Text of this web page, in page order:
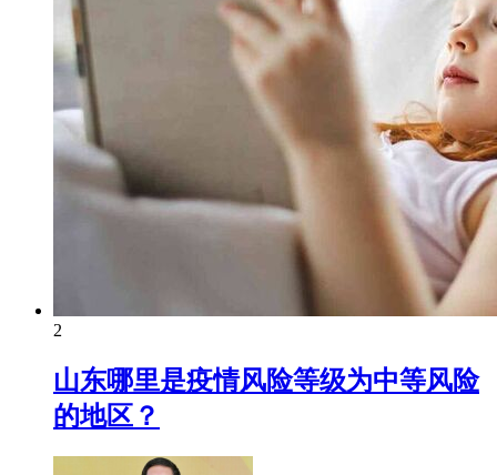
2
山东哪里是疫情风险等级为中等风险
的地区？